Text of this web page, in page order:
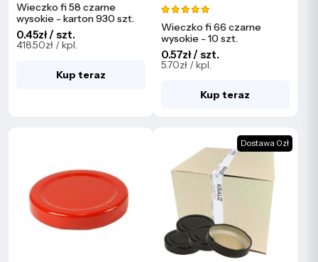
Wieczko fi 58 czarne
wysokie - karton 930 szt.
0.45zł / szt.
418.50zł / kpl.
Kup teraz
Wieczko fi 66 czarne
wysokie - 10 szt.
0.57zł / szt.
5.70zł / kpl.
Kup teraz
Dostawa 0zł